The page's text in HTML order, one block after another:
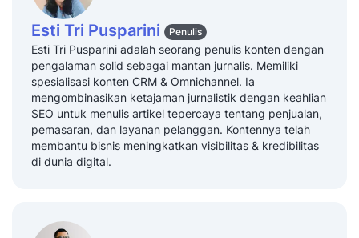
Esti Tri Pusparini Penulis
Esti Tri Pusparini adalah seorang penulis konten dengan
pengalaman solid sebagai mantan jurnalis. Memiliki
spesialisasi konten CRM & Omnichannel. Ia
mengombinasikan ketajaman jurnalistik dengan keahlian
SEO untuk menulis artikel tepercaya tentang penjualan,
pemasaran, dan layanan pelanggan. Kontennya telah
membantu bisnis meningkatkan visibilitas & kredibilitas
di dunia digital.